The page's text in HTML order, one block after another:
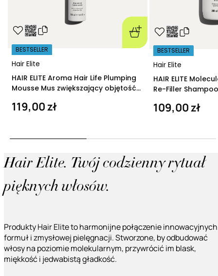
Hair Elite
BESTSELLER
HAIR ELITE Aroma Hair Life Plumping
Mousse Mus zwiększający objętość
119,00 zł
Hair Elite
BESTSELLER
HAIR ELITE
Re-Filler
109,00 zł
Hair Elite. Twój codzienny rytuał
pięknych włosów.
Produkty Hair Elite to harmonijne połączenie innowacyjnych
formuł i zmysłowej pielęgnacji. Stworzone, by odbudować
włosy na poziomie molekularnym, przywrócić im blask,
miękkość i jedwabistą gładkość.